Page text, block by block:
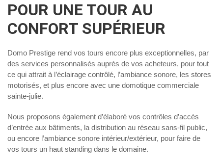
POUR UNE TOUR AU
CONFORT SUPÉRIEUR
Domo Prestige rend vos tours encore plus exceptionnelles, par
des services personnalisés auprès de vos acheteurs, pour tout
ce qui attrait à l’éclairage contrôlé, l’ambiance sonore, les stores
motorisés, et plus encore avec une domotique commerciale
sainte-julie.
Nous proposons également d’élaboré vos contrôles d’accès
d’entrée aux bâtiments, la distribution au réseau sans-fil public,
ou encore l’ambiance sonore intérieur/extérieur, pour faire de
vos tours un haut standing dans le domaine.